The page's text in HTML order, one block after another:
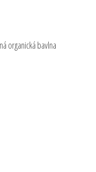
organická bavlna